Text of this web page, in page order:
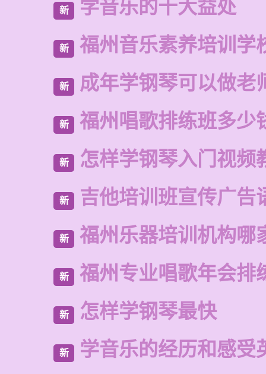
新 学音乐的十大益处
新 福州音乐素养培训学
新 成年学钢琴可以做老
新 福州唱歌排练班多少
新 怎样学钢琴入门视频
新 吉他培训班宣传广告
新 福州乐器培训机构哪
新 福州专业唱歌年会排
新 怎样学钢琴最快
新 学音乐的经历和感受